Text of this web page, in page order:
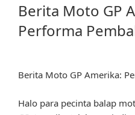
Berita Moto GP
Performa
Berita Moto GP Amerika:
Halo para pecinta balap